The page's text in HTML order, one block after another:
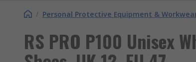
/ Personal Protective Equipment &
RS PRO P100 Unisex